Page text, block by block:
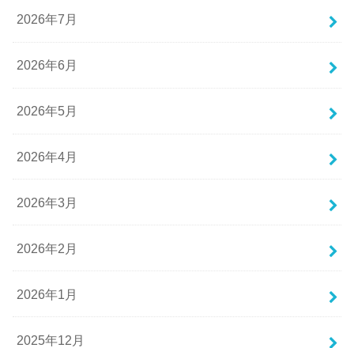
2026年7月
2026年6月
2026年5月
2026年4月
2026年3月
2026年2月
2026年1月
2025年12月